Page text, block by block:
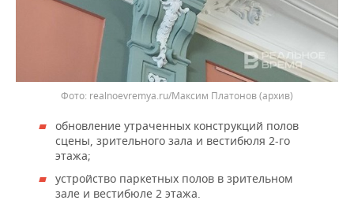
realnoevremya.ru/Максим Платонов (архив)
обновление утраченных конструкций полов
сцены, зрительного зала и вестибюля 2-го
этажа;
устройство паркетных полов в зрительном
зале и вестибюле 2 этажа.